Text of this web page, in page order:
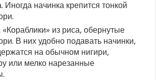
Иногда начинка крепится тонкой
«Кораблики» из риса, обернутые
В них удобно подавать начинки,
на обычном нигири,
или мелко нарезанные